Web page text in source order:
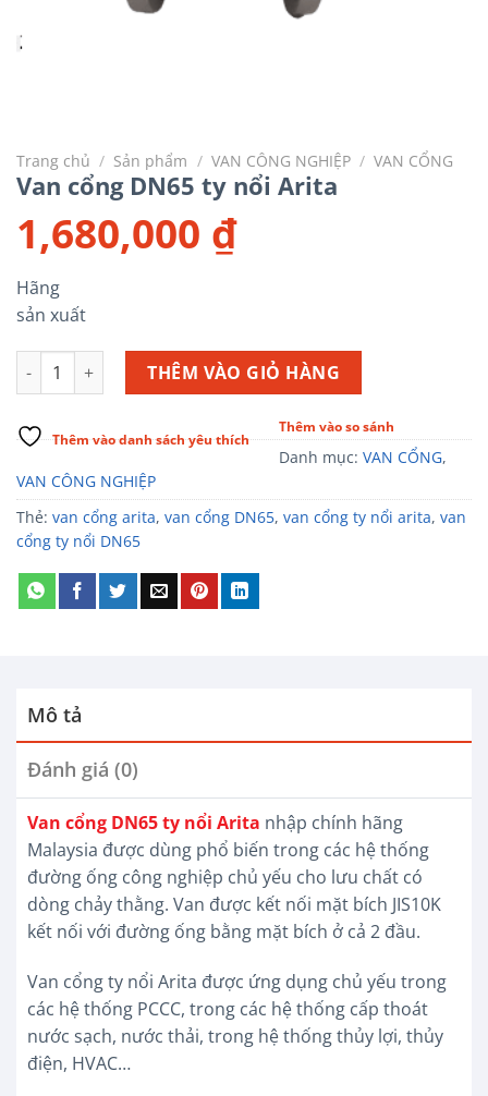
Trang chủ / Sản phẩm / VAN CÔNG NGHIỆP / VAN CỔNG
Van cổng DN65 ty nổi Arita
1,680,000 ₫
Hãng
sản xuất
Van cổng DN65 ty nổi Arita số lượng
THÊM VÀO GIỎ HÀNG
Thêm vào danh sách yêu thích
Thêm vào so sánh
Danh mục: VAN CỔNG,
VAN CÔNG NGHIỆP
Thẻ: van cổng arita, van cổng DN65, van cổng ty nổi arita, van
cổng ty nổi DN65
Mô tả
Đánh giá (0)
Van cổng DN65 ty nổi Arita nhập chính hãng
Malaysia được dùng phổ biến trong các hệ thống
đường ống công nghiệp chủ yếu cho lưu chất có
dòng chảy thằng. Van được kết nối mặt bích JIS10K
kết nối với đường ống bằng mặt bích ở cả 2 đầu.
Van cổng ty nổi Arita được ứng dụng chủ yếu trong
các hệ thống PCCC, trong các hệ thống cấp thoát
nước sạch, nước thải, trong hệ thống thủy lợi, thủy
điện, HVAC…